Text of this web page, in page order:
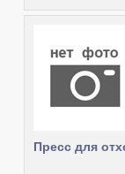
Пресс для